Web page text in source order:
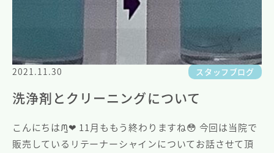
スタッフブログ
2021.11.30
洗浄剤とクリーニングについて
こんにちはᙏ̤̫❤︎ 11月ももう終わりますね😳 今回は当院で
販売しているリテーナーシャインについてお話させて頂